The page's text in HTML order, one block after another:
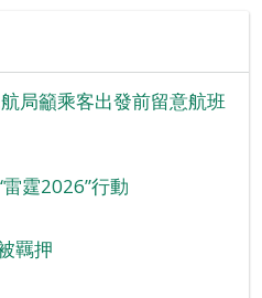
局籲乘客出發前留意航班
霆2026”行動
羈押